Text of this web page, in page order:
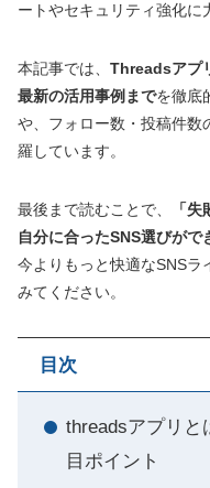
ートやセキュリティ強化に
本記事では、 Threadsアプ
最新の活用事例までを徹底
や、フォロー数・投稿件数
羅しています。
最後まで読むことで、
「
自分に合ったSNS選びがで
今よりもっと快適なSNSラ
みてください。
目次
threadsアプリと
目ポイント